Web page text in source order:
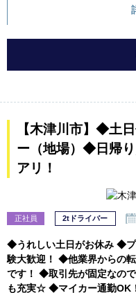
【木津川市】◆土
ー（地場）◆日帰
アリ！
正社員 2tドライバー
◆うれしい土日がお休み ◆
験大歓迎！ ◆他業界からの
です！ ◆取引先が固定なの
も充実☆ ◆マイカー通勤OK